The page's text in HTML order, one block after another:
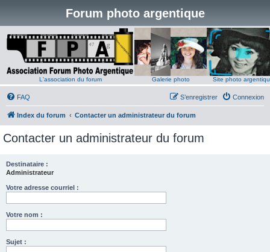
Forum photo argentique
L'association du forum Galerie photo Site photo
FAQ Connexion
S’enregistrer
Index du forum Contacter un administrateur du forum
Contacter un administrateur du forum
Destinataire :
Administrateur
Votre adresse courriel :
Votre nom :
Sujet :